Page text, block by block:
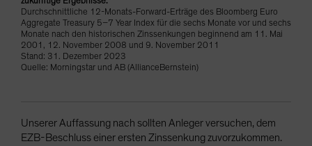
Durchschnittliche 12-Monats-Forward-Erträge des Bloomberg Euro
Aggregate Treasury 5–7 Year Index für die sechs Monate vor und sechs
Monate nach den historischen Zinssenkungen beginnend am 11. Mai
2001, 12. November 2008 und 9. November 2011
Stand: 31. Dezember 2023
Quelle: Morningstar und AB (AllianceBernstein)
Unserer Auffassung nach sollten Anleger versuchen, dem
EZB-Beschluss einer ersten Zinssenkung zuvorzukommen.